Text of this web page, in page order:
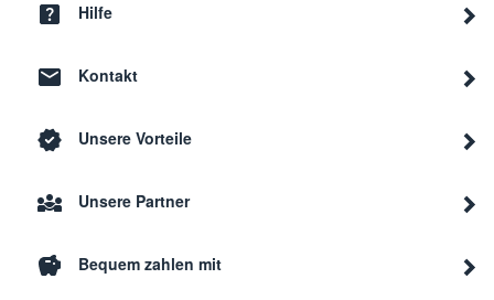
Hilfe
Kontakt
Unsere Vorteile
Unsere Partner
Bequem zahlen mit